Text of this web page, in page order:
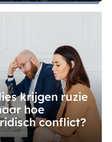
krijgen ruzie
hoe
conflict?